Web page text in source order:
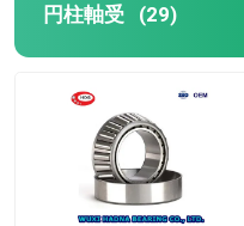
円柱軸受 (29)